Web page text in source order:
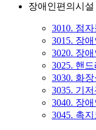
장애인편의시설
3010. 점
3015. 장
3020. 장
3025. 핸
3030. 화
3035. 기
3040. 장
3045. 촉